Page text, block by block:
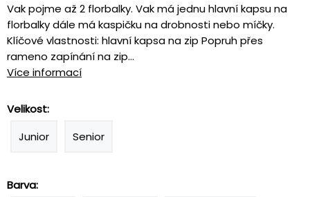
Vak pojme až 2 florbalky. Vak má jednu hlavní kapsu na
florbalky dále má kaspičku na drobnosti nebo míčky.
Klíčové vlastnosti: hlavní kapsa na zip Popruh přes
rameno zapínání na zip...
Více informací
Velikost:
Junior
Senior
Barva: